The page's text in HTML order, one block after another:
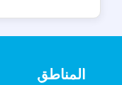
المناطق